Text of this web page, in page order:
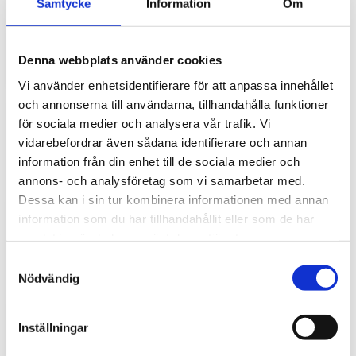
Samtycke Information Om
Denna webbplats använder cookies
Vi använder enhetsidentifierare för att anpassa innehållet
och annonserna till användarna, tillhandahålla funktioner
för sociala medier och analysera vår trafik. Vi
vidarebefordrar även sådana identifierare och annan
information från din enhet till de sociala medier och
annons- och analysföretag som vi samarbetar med.
Dessa kan i sin tur kombinera informationen med annan
information som du har tillhandahållit eller som de har
Nödvändig
Inställningar
gör stor skillnad i vardagen
även lunchplatsen under långa arbetsdagar....
entreprenadmaskin?
bara utseende. Rätt matta skyddar originalgolvet mot
slitage, förenklar rengöringen och bidrar till...